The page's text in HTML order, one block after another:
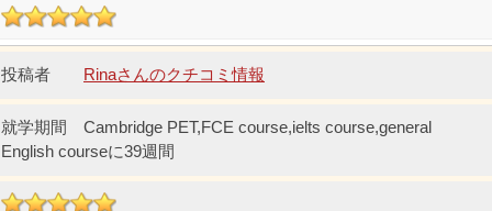
Rinaさんのクチコミ情報
Cambridge PET,FCE course,ielts course,general
English courseに39週間